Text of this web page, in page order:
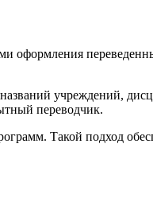
оформления
учреждений,
переводчик.
Такой подход